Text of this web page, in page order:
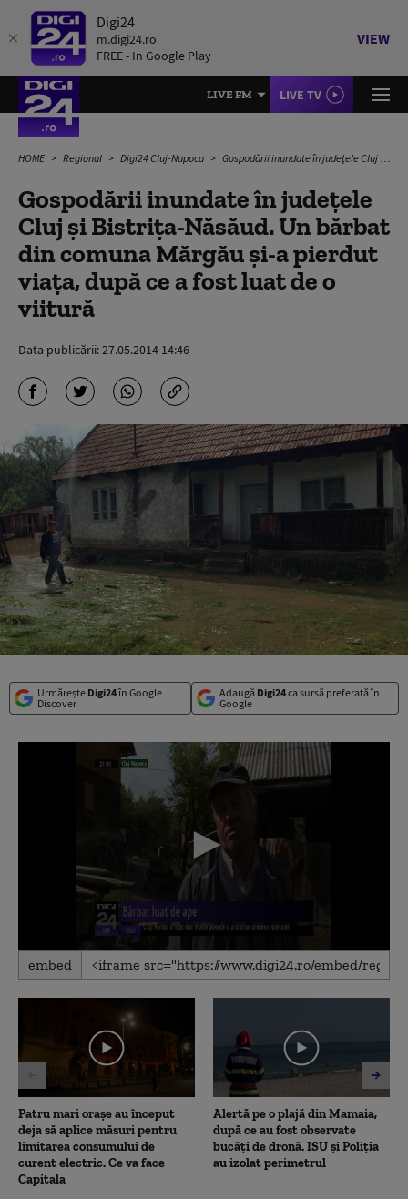
Digi24
m.digi24.ro
FREE - In Google Play
VIEW
LIVE FM LIVE TV
HOME Regional Digi24 Cluj-Napoca Gospodării inundate în judeţele Cluj şi Bistriţa-Năsăud. Un bărbat din comuna Mărgău şi-a pierdut viaţa, după ce a fost luat de o viitură
Gospodării inundate în judeţele
Cluj şi Bistriţa-Năsăud. Un bărbat
din comuna Mărgău şi-a pierdut
viaţa, după ce a fost luat de o
viitură
Data publicării:27.05.2014 14:46
Urmărește Digi24în Google
Discover
Adaugă Digi24ca sursă preferată în
Google
0
seconds
1
seconds
embed
Patru mari orașe au început
deja să aplice măsuri pentru
limitarea consumului de
curent electric. Ce va face
Capitala
Alertă pe o plajă din Mamaia,
după ce au fost observate
bucăți de dronă. ISU și Poliția
au izolat perimetrul